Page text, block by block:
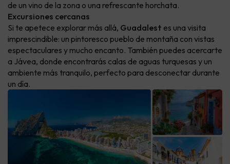
de un vino de la zona o una refrescante horchata.
Excursiones cercanas
Si te apetece explorar más allá, Guadalest es una visita
imprescindible: un pintoresco pueblo de montaña con vistas
espectaculares y mucho encanto. También puedes acercarte
a Jávea, donde encontrarás calas de aguas turquesas y un
ambiente más tranquilo, perfecto para desconectar durante
un día.